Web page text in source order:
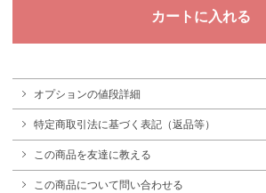
オプションの値段詳細
特定商取引法に基づく表記（返品等）
この商品を友達に教える
この商品について問い合わせる